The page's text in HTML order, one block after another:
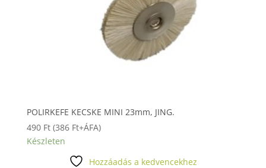
POLIRKEFE KECSKE MINI 23mm, JING.
490 Ft (386 Ft+ÁFA)
Készleten
Hozzáadás a kedvencekhez